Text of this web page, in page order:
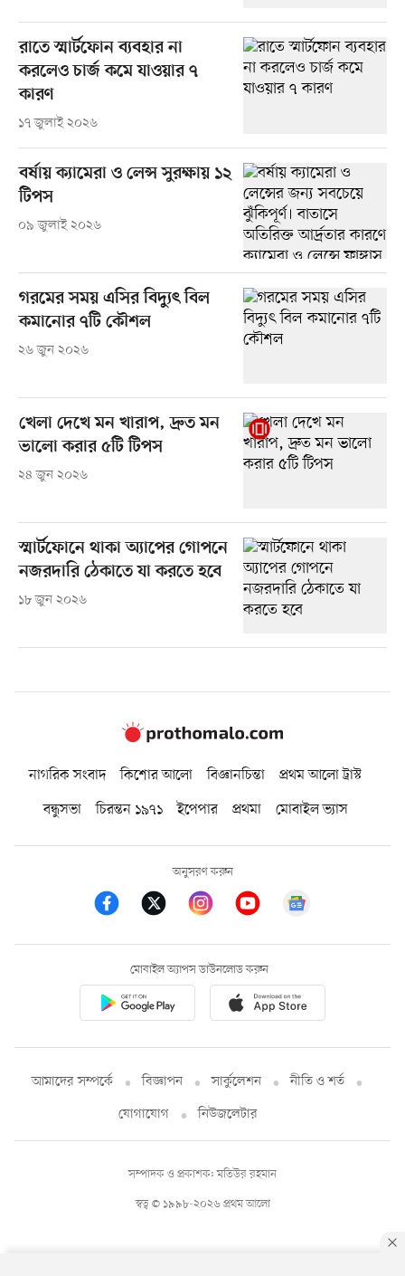
রাতে স্মার্টফোন ব্যবহার না
করলেও চার্জ কমে যাওয়ার ৭
কারণ
১৭ জুলাই ২০২৬
বর্ষায় ক্যামেরা ও লেন্স সুরক্ষায় ১২
টিপস
০৯ জুলাই ২০২৬
গরমের সময় এসির বিদ্যুৎ বিল
কমানোর ৭টি কৌশল
২৬ জুন ২০২৬
খেলা দেখে মন খারাপ, দ্রুত মন
ভালো করার ৫টি টিপস
২৪ জুন ২০২৬
স্মার্টফোনে থাকা অ্যাপের গোপনে
নজরদারি ঠেকাতে যা করতে হবে
১৮ জুন ২০২৬
নাগরিক সংবাদ কিশোর আলো বিজ্ঞানচিন্তা
প্রথম আলো ট্রাস্ট
বন্ধুসভা
চিরন্তন ১৯৭১ ইপেপার প্রথমা মোবাইল ভ্যাস
অনুসরণ করুন
মোবাইল অ্যাপস ডাউনলোড করুন
আমাদের সম্পর্কে বিজ্ঞাপন সার্কুলেশন
নীতি ও শর্ত
যোগাযোগ
নিউজলেটার
স্বত্ব © ১৯৯৮-২০২৬ প্রথম আলো
সম্পাদক ও প্রকাশক: মতিউর রহমান